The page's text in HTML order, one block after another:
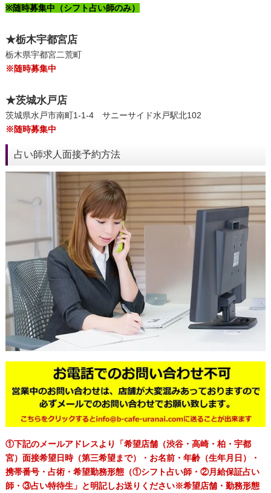
※随時募集中（シフト占い師のみ）
★栃木宇都宮店
栃木県宇都宮二荒町
※随時募集中
★茨城水戸店
茨城県水戸市南町1‐1‐4 サニーサイド水戸駅北102
※随時募集中
占い師求人面接予約方法
①下記のメールアドレスより「希望店舗（渋谷・高崎・柏・宇都
宮）面接希望日時（第三希望まで）・お名前・年齢（生年月日）・
携帯番号・占術・希望勤務形態（①シフト占い師・②月給保証占い
師・③占い特待生」と明記しお送りください※希望店舗・勤務形態